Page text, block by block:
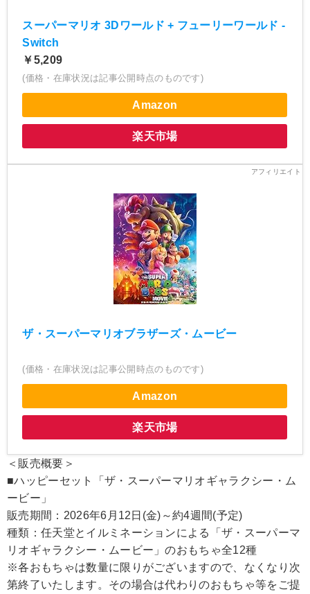
スーパーマリオ 3Dワールド + フューリーワールド -
Switch
￥5,209
(価格・在庫状況は記事公開時点のものです)
Amazon
楽天市場
ザ・スーパーマリオブラザーズ・ムービー
(価格・在庫状況は記事公開時点のものです)
Amazon
楽天市場
＜販売概要＞
■ハッピーセット「ザ・スーパーマリオギャラクシー・ム
ービー」
販売期間：2026年6月12日(金)～約4週間(予定)
種類：任天堂とイルミネーションによる「ザ・スーパーマ
リオギャラクシー・ムービー」のおもちゃ全12種
※各おもちゃは数量に限りがございますので、なくなり次
第終了いたします。その場合は代わりのおもちゃ等をご提